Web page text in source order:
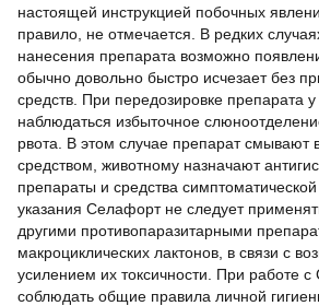
настоящей инструкцией побочных
правило, не отмечается. В редких
нанесения препарата возможно
обычно довольно быстро исчезает без
средств. При передозировке препарата
наблюдаться избыточное
рвота. В этом случае препарат
средством, животному назначают
препараты и средства
указания Селафорт не следует
другими противопаразитарными
макроциклических лактонов, в связи с
усилением их токсичности. При работе
соблюдать общие правила личной